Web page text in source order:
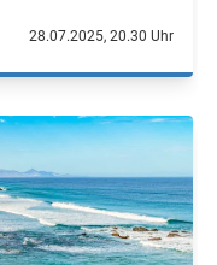
28.07.2025, 20.30 Uhr